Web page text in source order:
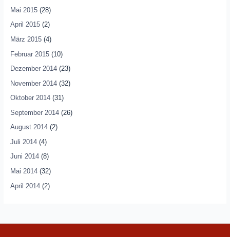
Mai 2015(28)
April 2015(2)
März 2015(4)
Februar 2015(10)
Dezember 2014(23)
November 2014(32)
Oktober 2014(31)
September 2014(26)
August 2014(2)
Juli 2014(4)
Juni 2014(8)
Mai 2014(32)
April 2014(2)